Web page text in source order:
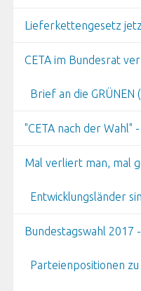
Lieferkettengesetz
CETA im Bundesrat
Brief an die GRÜNEN
"CETA nach der Wahl"
Mal verliert man, mal
Entwicklungsländer
Bundestagswahl 2017
Parteienpositionen zu